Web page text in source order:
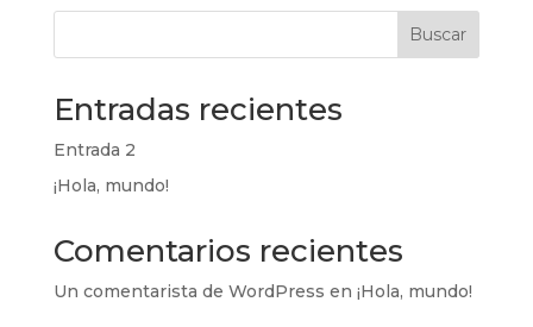
Buscar
Entradas recientes
Entrada 2
¡Hola, mundo!
Comentarios recientes
Un comentarista de WordPress en ¡Hola, mundo!